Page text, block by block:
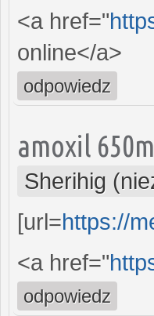
<a href="
online</a>
odpowiedz
amoxil
Sherihig
[url=https://
<a href="
odpowiedz